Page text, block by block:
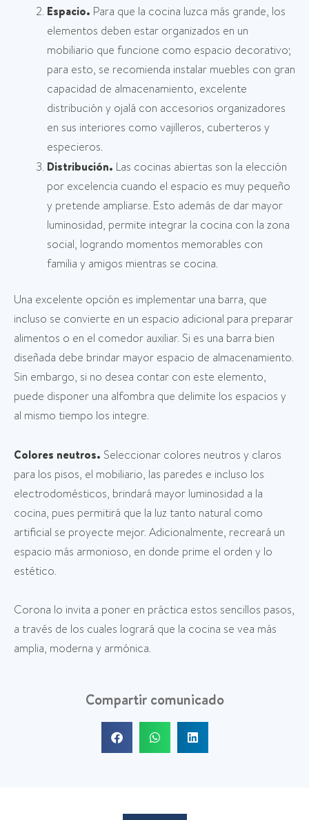
Espacio. Para que la cocina luzca más grande, los
elementos deben estar organizados en un
mobiliario que funcione como espacio decorativo;
para esto, se recomienda instalar muebles con gran
capacidad de almacenamiento, excelente
distribución y ojalá con accesorios organizadores
en sus interiores como vajilleros, cuberteros y
especieros.
Distribución. Las cocinas abiertas son la elección
por excelencia cuando el espacio es muy pequeño
y pretende ampliarse. Esto además de dar mayor
luminosidad, permite integrar la cocina con la zona
social, logrando momentos memorables con
familia y amigos mientras se cocina.
Una excelente opción es implementar una barra, que
incluso se convierte en un espacio adicional para preparar
alimentos o en el comedor auxiliar. Si es una barra bien
diseñada debe brindar mayor espacio de almacenamiento.
Sin embargo, si no desea contar con este elemento,
puede disponer una alfombra que delimite los espacios y
al mismo tiempo los integre.
Colores neutros. Seleccionar colores neutros y claros
para los pisos, el mobiliario, las paredes e incluso los
electrodomésticos, brindará mayor luminosidad a la
cocina, pues permitirá que la luz tanto natural como
artificial se proyecte mejor. Adicionalmente, recreará un
espacio más armonioso, en donde prime el orden y lo
estético.
Corona lo invita a poner en práctica estos sencillos pasos,
a través de los cuales logrará que la cocina se vea más
amplia, moderna y armónica.
Compartir comunicado